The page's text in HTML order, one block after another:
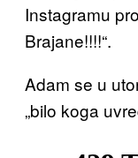
Instagramu
Brajane!!!!“.
Adam se u
„bilo koga